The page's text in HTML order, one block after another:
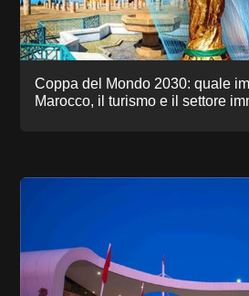
Coppa del Mondo 2030: quale
Marocco, il turismo e il settore